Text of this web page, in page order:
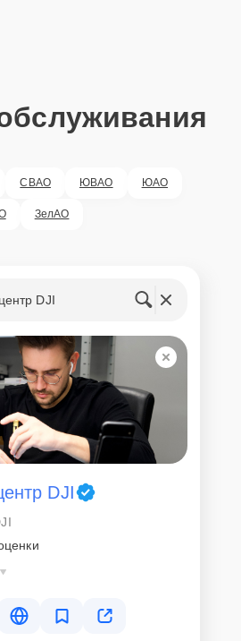
СВАО ЮВАО ЮАО
ЗелАО
DJI
DJI